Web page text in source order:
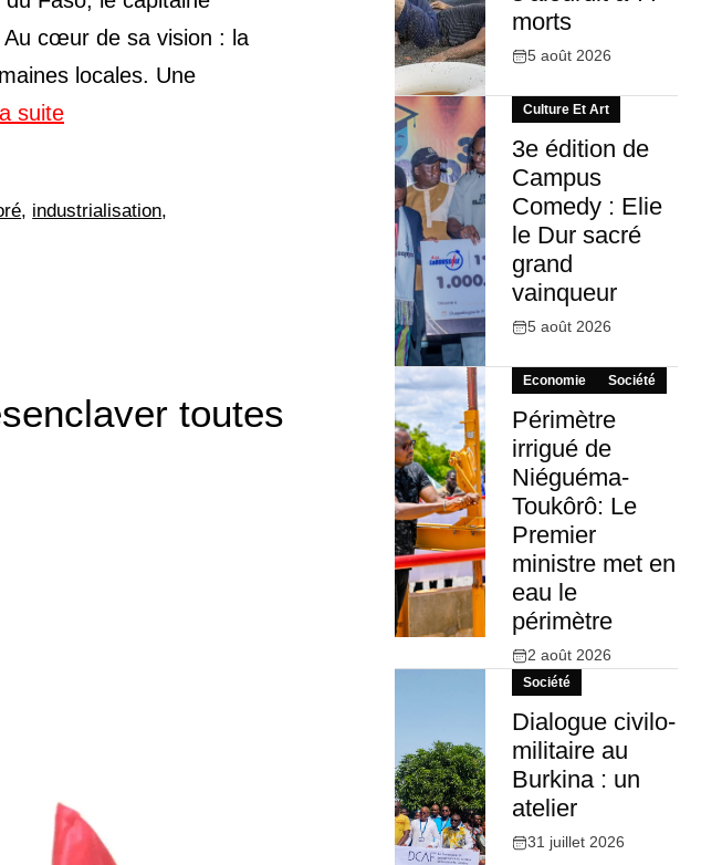
Au cœur de sa vision : la
locales. Une
suite
, industrialisation,
toutes
morts
5 août 2026
Culture Et Art
3e édition de
Campus
Comedy : Elie
le Dur sacré
grand
vainqueur
5 août 2026
Economie Société
Périmètre
irrigué de
Niéguéma-
Toukôrô: Le
Premier
ministre met en
eau le
périmètre
2 août 2026
Société
Dialogue civilo-
militaire au
Burkina : un
atelier
31 juillet 2026